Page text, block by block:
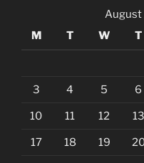
August
M
T W T
3 4 5 6
10 11 12 13
17 18 19